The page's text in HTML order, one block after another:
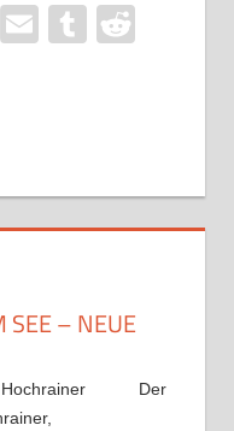
WhatsApp
EmailTumblr
SEE – NEUE
Der
,